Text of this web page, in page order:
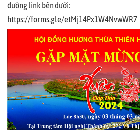
đường link bên dưới:
https://forms.gle/etMj14Px1W4NvwWR7